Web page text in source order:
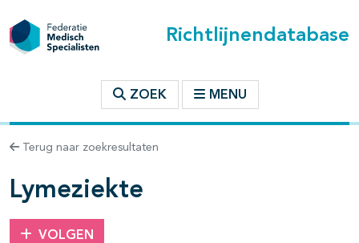
Richtlijnendatabase
ZOEK MENU
Terug naar zoekresultaten
Lymeziekte
VOLGEN
binnen deze richtlijn